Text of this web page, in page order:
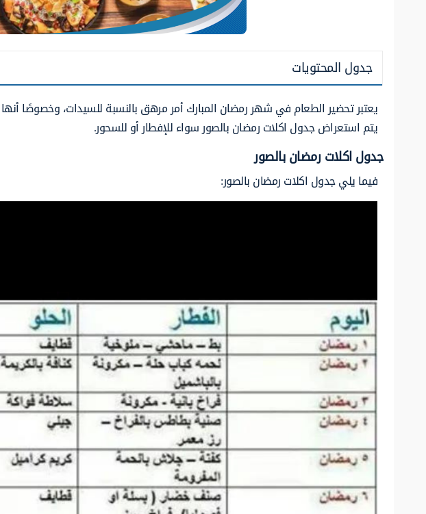
جدول المحتويات
يعتبر تحضير الطعام في شهر رمضان المبارك أمر مرهق بالنسبة للسيدات، وخصوصًا
يتم استعراض جدول اكلات رمضان بالصور سواء للإفطار أو للسحور.
جدول اكلات رمضان بالصور
فيما يليجدول اكلات رمضان بالصور: